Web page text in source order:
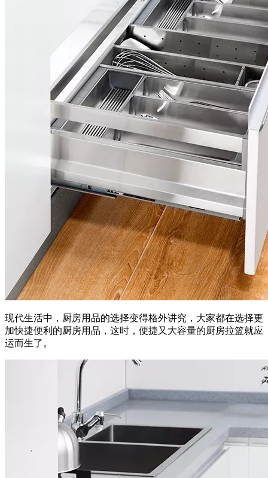
现代生活中，厨房用品的选择变得格外讲究，大家都在选择更
加快捷便利的厨房用品，这时，便捷又大容量的厨房拉篮就应
运而生了。